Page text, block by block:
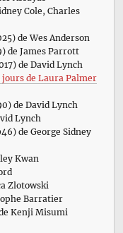
Cole, Charles
de Wes Anderson
de James Parrott
de David Lynch
jours de Laura Palmer
de David Lynch
Lynch
de George Sidney
Kwan
Zlotowski
Barratier
Kenji Misumi